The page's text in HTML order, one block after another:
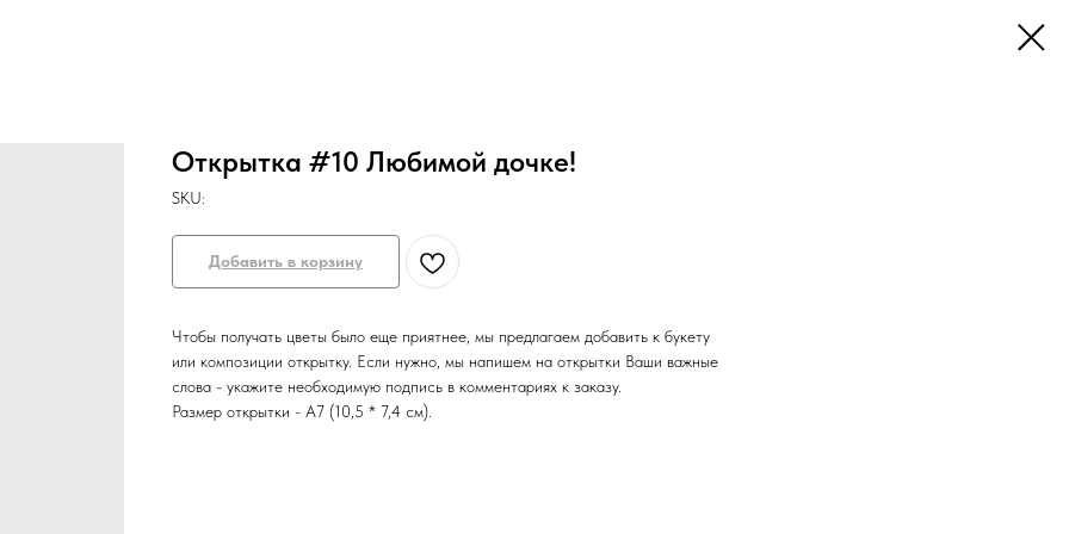
Открытка #10 Любимой дочке!
SKU:
Добавить в корзину
Чтобы получать цветы было еще приятнее, мы предлагаем добавить к букету
или композиции открытку. Если нужно, мы напишем на открытки Ваши важные
слова - укажите необходимую подпись в комментариях к заказу.
Размер открытки - А7 (10,5 * 7,4 см).